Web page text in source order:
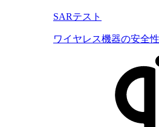
SARテスト
ワイヤレス機器の安全性